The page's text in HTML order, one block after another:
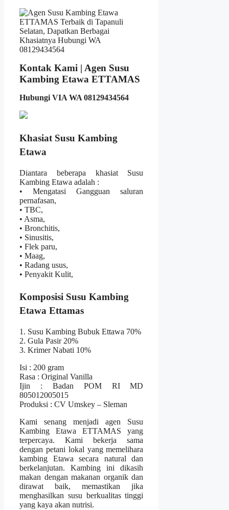
Kontak Kami | Agen Susu
Kambing Etawa ETTAMAS
Hubungi VIA WA 08129434564
Khasiat Susu Kambing
Etawa
Diantara beberapa khasiat Susu
Kambing Etawa adalah :
• Mengatasi Gangguan saluran
pernafasan,
• TBC,
• Asma,
• Bronchitis,
• Sinusitis,
• Flek paru,
• Maag,
• Radang usus,
• Penyakit Kulit,
Komposisi Susu Kambing
Etawa Ettamas
1. Susu Kambing Bubuk Ettawa 70%
2. Gula Pasir 20%
3. Krimer Nabati 10%
Isi : 200 gram
Rasa : Original Vanilla
Ijin : Badan POM RI MD
805012005015
Produksi : CV Umskey – Sleman
Kami senang menjadi agen Susu
Kambing Etawa ETTAMAS yang
terpercaya. Kami bekerja sama
dengan petani lokal yang memelihara
kambing Etawa secara natural dan
berkelanjutan. Kambing ini dikasih
makan dengan makanan organik dan
dirawat baik, memastikan jika
menghasilkan susu berkualitas tinggi
yang kaya akan nutrisi.